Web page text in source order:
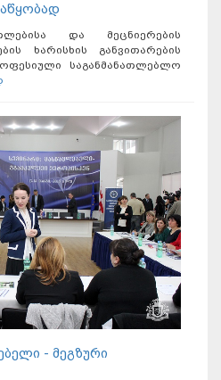
და მეცნიერების
ხარისხის განვითარების
საგანმანათლებლო
- მეგზური